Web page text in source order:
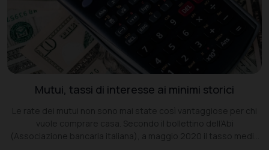
Mutui, tassi di interesse ai minimi storici
Le rate dei mutui non sono mai state così vantaggiose per chi
vuole comprare casa. Secondo il bollettino dell’Abi
(Associazione bancaria italiana), a maggio 2020 il tasso medio